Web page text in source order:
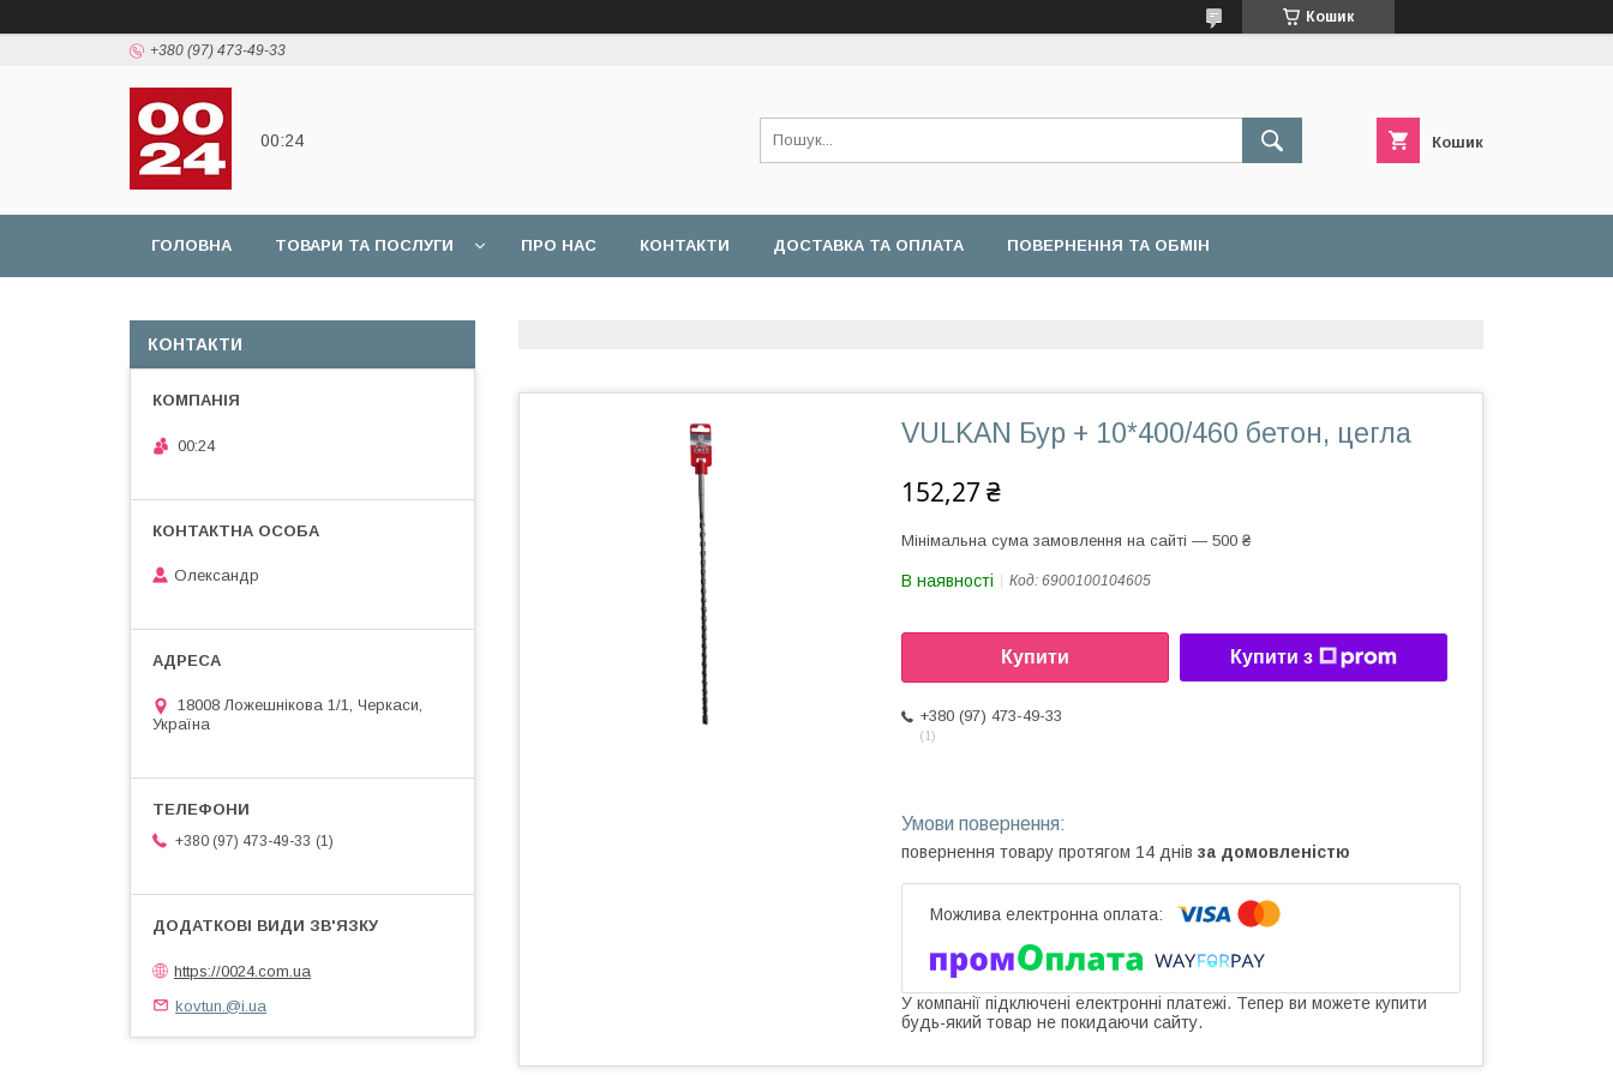
Кошик
+380 (97) 473-49-33
00:24 Кошик
ГОЛОВНА ТОВАРИ ТА ПОСЛУГИ ПРО НАС КОНТАКТИ ДОСТАВКА ТА ОПЛАТА ПОВЕРНЕННЯ ТА ОБМІН
VULKAN Бур + 10*400/460 бетон, цегла
152,27 ₴
Мінімальна сума замовлення на сайті — 500 ₴
В наявності Код: 6900100104605
Купити Купити з
+380 (97) 473-49-33
1
повернення товару протягом 14 днів за домовленістю
У компанії підключені електронні платежі. Тепер ви можете купити
будь-який товар не покидаючи сайту.
КОНТАКТИ
00:24
Олександр
18008 Ложешнікова 1/1, Черкаси,
Україна
+380 (97) 473-49-33 1
https://0024.com.ua
kovtun.@i.ua